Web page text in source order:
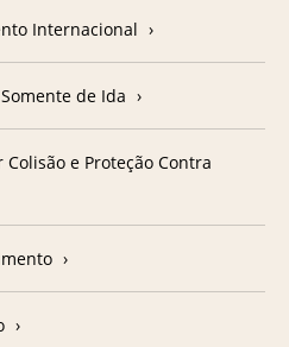
Internacional
de Ida
e Proteção Contra